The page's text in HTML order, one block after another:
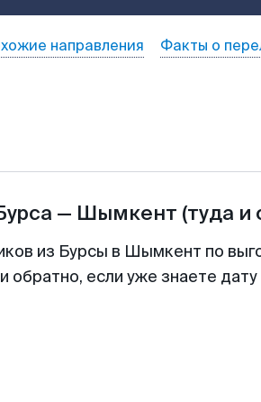
направления Факты о
— Шымкент (туда и
из Бурсы в Шымкент по
обратно, если уже знаете